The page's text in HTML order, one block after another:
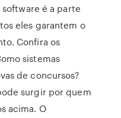
é a parte
eles garantem o
Confira os
sistemas
de concursos?
surgir por quem
acima. O